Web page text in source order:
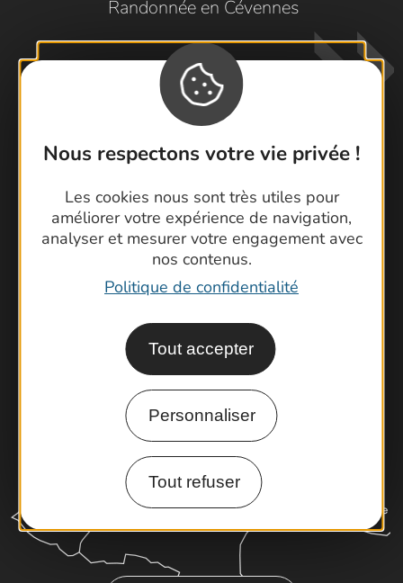
Nous respectons votre vie privée !
Les cookies nous sont très utiles pour
améliorer votre expérience de navigation,
analyser et mesurer votre engagement avec
nos contenus.
Politique de confidentialité
Tout accepter
Personnaliser
Tout refuser
Randonnée en Cévennes
Contactez-nous !
Foire aux questions
Brochures
Cartoguides et Topoguides
Latitude Gard